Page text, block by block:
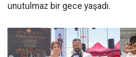
unutulmaz bir gece yaşadı.